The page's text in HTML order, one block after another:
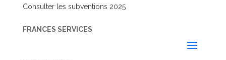
Consulter les subventions 2025
FRANCES SERVICES